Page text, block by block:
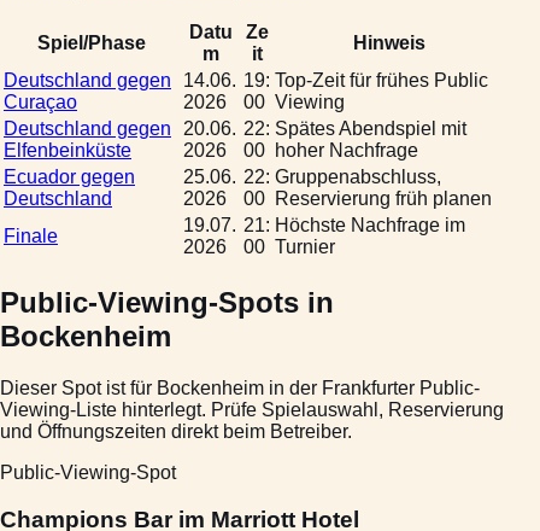
Spiel/Phase
Datu
m
Ze
it
Hinweis
Deutschland gegen
Curaçao
14.06.
2026
19:
00
Top-Zeit für frühes Public
Viewing
Deutschland gegen
Elfenbeinküste
20.06.
2026
22:
00
Spätes Abendspiel mit
hoher Nachfrage
Ecuador gegen
Deutschland
25.06.
2026
22:
00
Gruppenabschluss,
Reservierung früh planen
Finale
19.07.
2026
21:
00
Höchste Nachfrage im
Turnier
Public-Viewing-Spots in
Bockenheim
Dieser Spot ist für Bockenheim in der Frankfurter Public-
Viewing-Liste hinterlegt. Prüfe Spielauswahl, Reservierung
und Öffnungszeiten direkt beim Betreiber.
Public-Viewing-Spot
Champions Bar im Marriott Hotel